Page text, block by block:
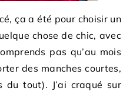
ça a été pour choisir un
chose de chic, avec
pas qu’au mois
des manches courtes,
du tout). J’ai craqué sur